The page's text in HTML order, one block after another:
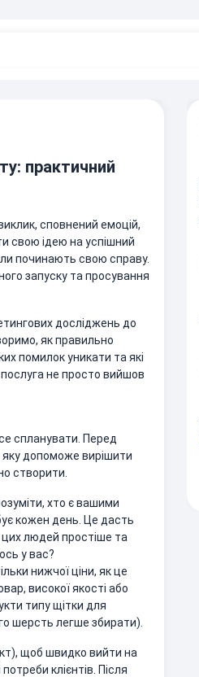
практичний
сповнений емоцій,
свою ідею на успішний
починають свою справу.
запуску та просування
досліджень до
як правильно
помилок уникати та які
не просто вийшов
спланувати. Перед
яку допоможе вирішити
створити.
хто є вашими
кожен день. Це дасть
людей простіше та
у вас?
нижчої ціни, як це
високої якості або
типу щітки для
шерсть легше збирати).
щоб швидко вийти на
клієнтів. Після